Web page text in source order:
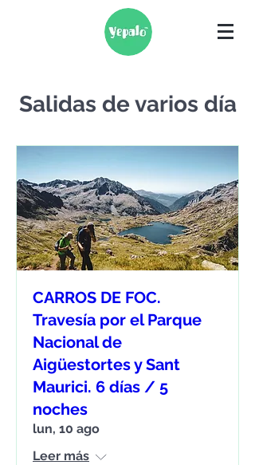
Salidas de varios día
CARROS DE FOC.
Travesía por el Parque
Nacional de
Aigüestortes y Sant
Maurici. 6 días / 5
noches
lun, 10 ago
Leer más